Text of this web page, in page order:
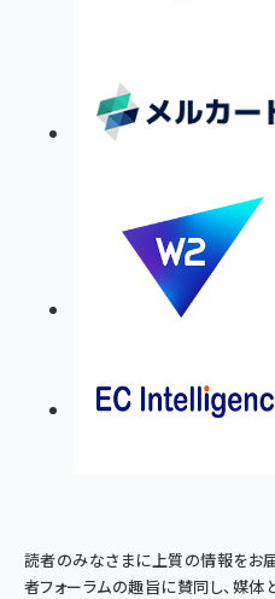
読者のみなさまに上質の情報をお
者フォーラムの趣旨に賛同し、媒体